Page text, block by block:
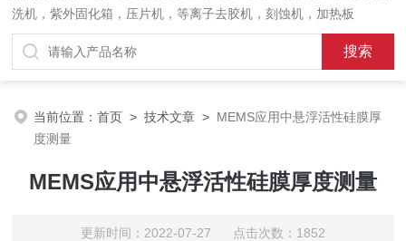
洗机，紫外固化箱，压片机，等离子去胶机，刻蚀机，加热板
当前位置：首页 >技术文章 > MEMS应用中悬浮活性硅膜厚
度测量
MEMS应用中悬浮活性硅膜厚度测量
更新时间：2022-07-27 点击次数：1852